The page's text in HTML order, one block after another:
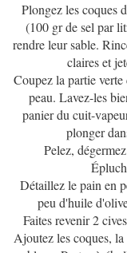
Plongez les coques
(100 gr de sel par
rendre leur sable.
claires et
Coupez la partie
peau. Lavez-les
panier du cuit-
plonger
Pelez,
Détaillez le pain en
peu d'huile
Faites revenir 2
Ajoutez les coques,